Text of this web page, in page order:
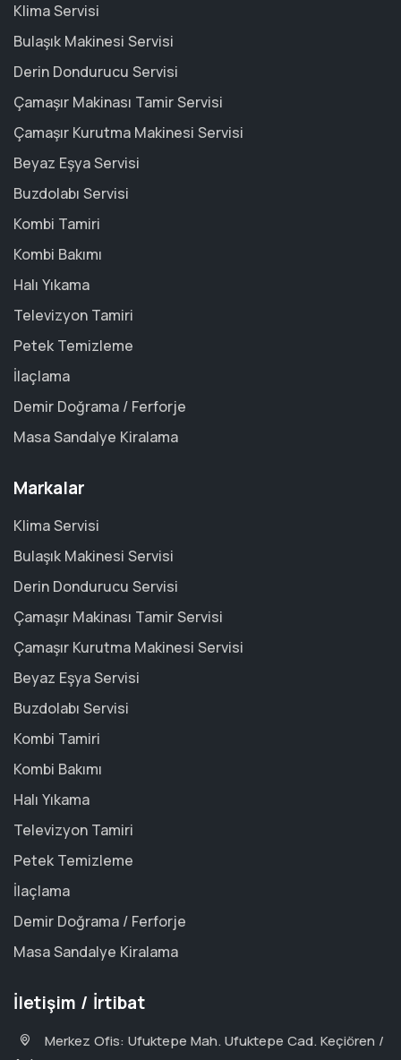
Klima Servisi
Bulaşık Makinesi Servisi
Derin Dondurucu Servisi
Çamaşır Makinası Tamir Servisi
Çamaşır Kurutma Makinesi Servisi
Beyaz Eşya Servisi
Buzdolabı Servisi
Kombi Tamiri
Kombi Bakımı
Halı Yıkama
Televizyon Tamiri
Petek Temizleme
İlaçlama
Demir Doğrama / Ferforje
Masa Sandalye Kiralama
Markalar
Klima Servisi
Bulaşık Makinesi Servisi
Derin Dondurucu Servisi
Çamaşır Makinası Tamir Servisi
Çamaşır Kurutma Makinesi Servisi
Beyaz Eşya Servisi
Buzdolabı Servisi
Kombi Tamiri
Kombi Bakımı
Halı Yıkama
Televizyon Tamiri
Petek Temizleme
İlaçlama
Demir Doğrama / Ferforje
Masa Sandalye Kiralama
İletişim / İrtibat
Merkez Ofis: Ufuktepe Mah. Ufuktepe Cad. Keçiören /